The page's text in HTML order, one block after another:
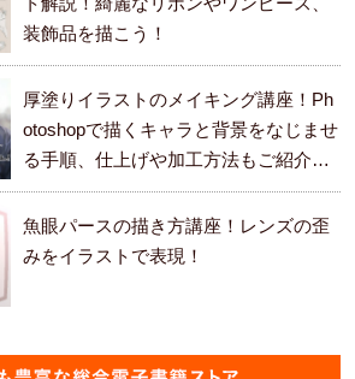
装飾品を描こう！
厚塗りイラストのメイキング講座！Ph
otoshopで描くキャラと背景をなじませ
る手順、仕上げや加工方法もご紹介し
ます。
魚眼パースの描き方講座！レンズの歪
みをイラストで表現！